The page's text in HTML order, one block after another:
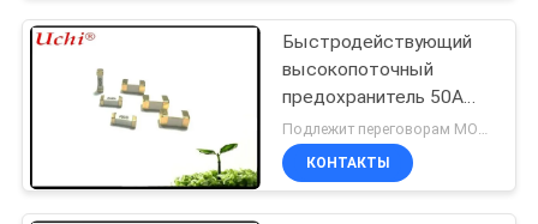
Быстродействующий
высокопоточный
предохранитель 50А
12х4,5 мм
Подлежит переговорам MOQ:1000pcs
КОНТАКТЫ